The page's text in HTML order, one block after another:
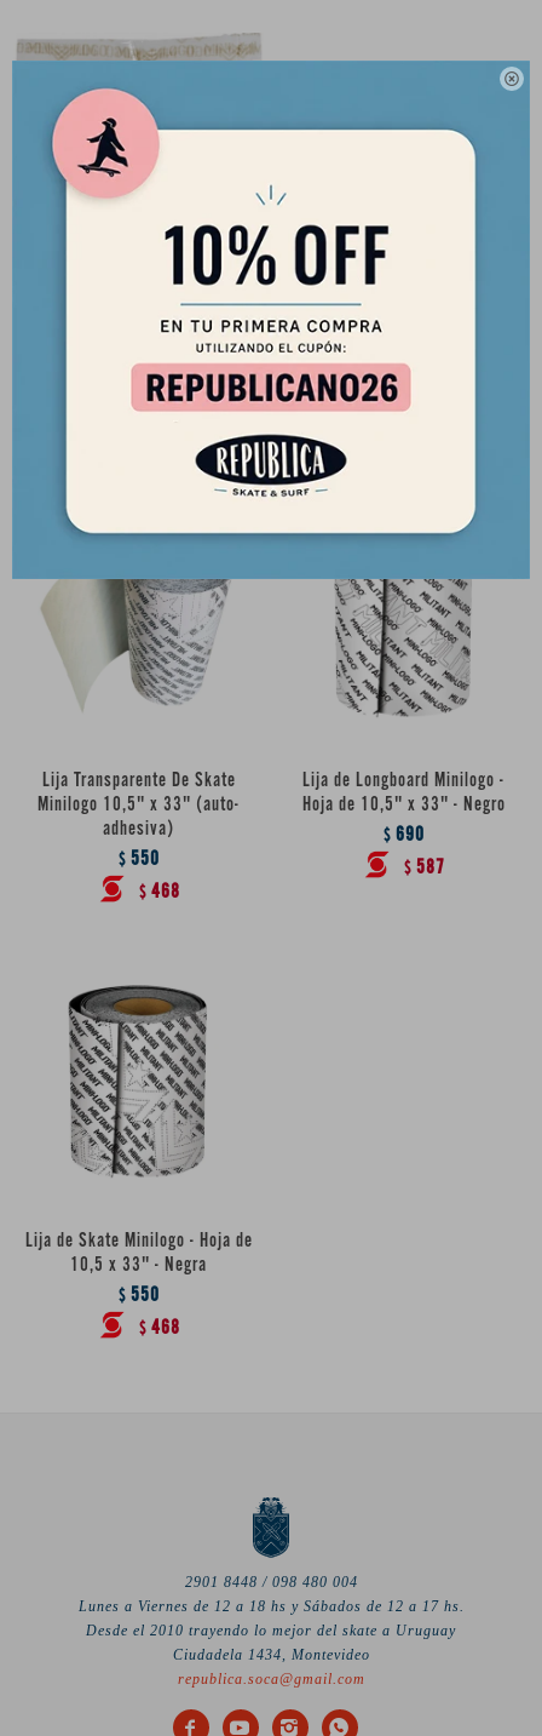

Mini Arandela de Truck Mini
90
$ 77
Lija Transparente De Longboard
Minilogo 10,5" x 42" (auto-
adhesiva)
$ 690
Lija Transparente De Skate
Minilogo 10,5" x 33" (auto-
adhesiva)
$ 550
$ 468
Lija de Longboard Minilogo -
Hoja de 10,5" x 33" - Negro
$ 690
$ 587
Lija de Skate Minilogo - Hoja de
10,5 x 33" - Negra
$ 550
$ 468
2901 8448 / 098 480 004
Lunes a Viernes de 12 a 18 hs y Sábados de 12 a 17 hs.
Desde el 2010 trayendo lo mejor del skate a Uruguay
Ciudadela 1434, Montevideo
republica.soca@gmail.com
   